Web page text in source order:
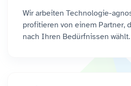
Wir arbeiten Technologie-
profitieren von einem Partner,
nach Ihren Bedürfnissen wählt.